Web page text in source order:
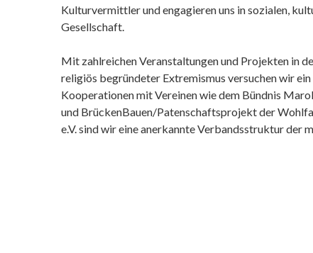
Kulturvermittler und engagieren uns in sozialen,
Gesellschaft.
Mit zahlreichen Veranstaltungen und Projekten in
religiös begründeter Extremismus versuchen wir
Kooperationen mit Vereinen wie dem Bündnis
und BrückenBauen/Patenschaftsprojekt der
e.V. sind wir eine anerkannte Verbandsstruktur der